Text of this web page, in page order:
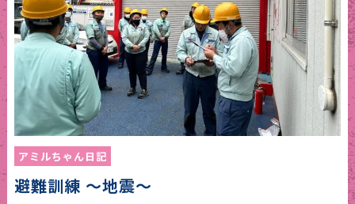
アミルちゃん日記
避難訓練 ～地震～